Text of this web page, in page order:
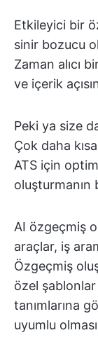
Etkileyici bir
sinir bozucu
Zaman alıcı
ve içerik
Peki ya size
Çok daha
ATS için
oluşturmanın
AI özgeçmiş
araçlar, iş
Özgeçmiş
özel
tanımlarına
uyumlu